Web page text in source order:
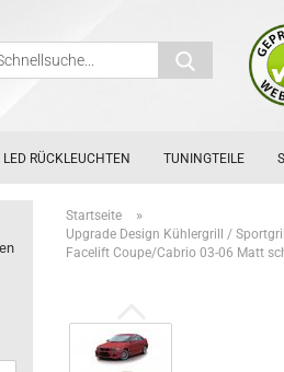
LED RÜCKLEUCHTEN TUNINGTEILE
Startseite »
Upgrade Design Kühlergrill /
Facelift Coupe/Cabrio 03-06 Matt